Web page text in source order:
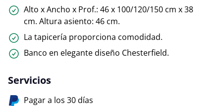
Alto x Ancho x Prof.: 46 x 100/120/150 cm x 38
cm. Altura asiento: 46 cm.
La tapicería proporciona comodidad.
Banco en elegante diseño Chesterfield.
Servicios
Pagar a los 30 días